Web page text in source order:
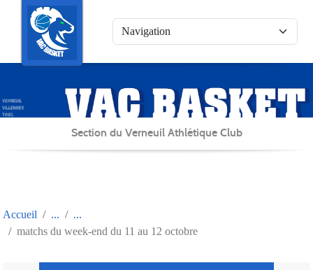
Section du Verneuil Athlétique Club
Accueil
matchs du week-end du 11 au 12 octobre
Panneau de gestion des cookies